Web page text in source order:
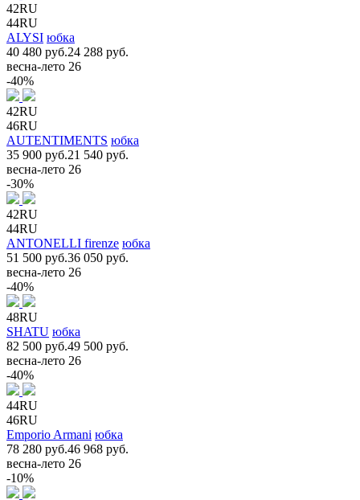
42RU
44RU
ALYSI юбка
40 480 руб.24 288 руб.
весна-лето 26
-40%
42RU
46RU
AUTENTIMENTS юбка
35 900 руб.21 540 руб.
весна-лето 26
-30%
42RU
44RU
ANTONELLI firenze юбка
51 500 руб.36 050 руб.
весна-лето 26
-40%
48RU
SHATU юбка
82 500 руб.49 500 руб.
весна-лето 26
-40%
44RU
46RU
Emporio Armani юбка
78 280 руб.46 968 руб.
весна-лето 26
-10%